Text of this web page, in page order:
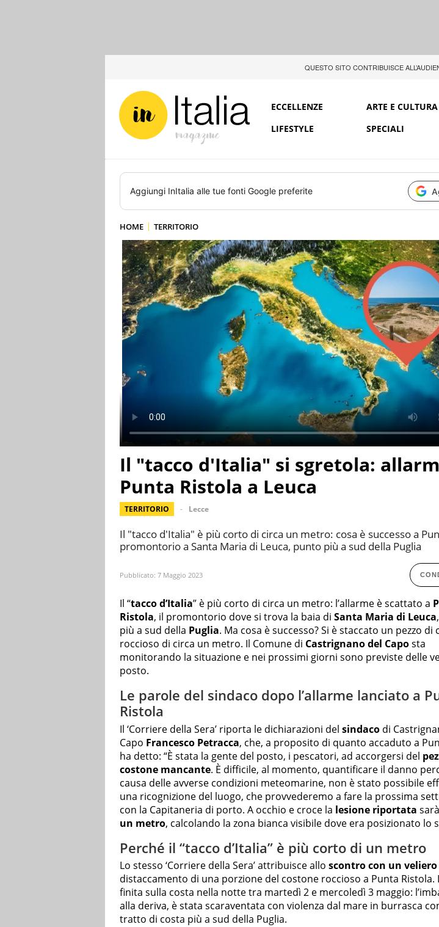
QUESTO SITO CONTRIBUISCE
ECCELLENZE ARTE E CULTURA
LIFESTYLE
SPECIALI
Aggiungi InItalia alle tue fonti Google preferite
HOME TERRITORIO
Il "tacco d'Italia" si sgretola:
Punta Ristola a Leuca
TERRITORIO Lecce
Il "tacco d'Italia" è più corto di circa un metro: cosa è successo a
promontorio a Santa Maria di Leuca, punto più a sud della Puglia
Pubblicato: 7 Maggio 2023
Il “tacco d’Italia” è più corto di circa un metro: l’allarme è scattato a
Ristola, il promontorio dove si trova la baia di Santa Maria di Leuca
più a sud della Puglia. Ma cosa è successo? Si è staccato un pezzo di
roccioso di circa un metro. Il Comune di Castrignano del Caposta
monitorando la situazione e nei prossimi giorni sono previste delle
posto.
Le parole del sindaco dopo l’allarme lanciato a
Ristola
Il ‘Corriere della Sera’ riporta le dichiarazioni del sindaco di
Capo Francesco Petracca, che, a proposito di quanto accaduto a
ha detto: “È stata la gente del posto, i pescatori, ad accorgersi del
costone mancante. È difficile, al momento, quantificare il danno
causa delle avverse condizioni meteomarine, non è stato possibile
una ricognizione del luogo, che provvederemo a fare la prossima
con la Capitaneria di porto. A occhio e croce la lesione riportata
un metro, calcolando la zona bianca visibile dove era posizionato lo
Perché il “tacco d’Italia” è più corto di un metro
Lo stesso ‘Corriere della Sera’ attribuisce allo scontro con un veliero
distaccamento di una porzione del costone roccioso a Punta Ristola.
finita sulla costa nella notte tra martedì 2 e mercoledì 3 maggio:
alla deriva, è stata scaraventata con violenza dal mare in burrasca
tratto di costa più a sud della Puglia.